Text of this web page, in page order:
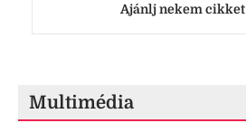
Ajánlj nekem cikket
Multimédia